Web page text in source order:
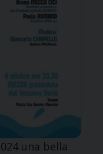
una bella